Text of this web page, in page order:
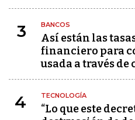
3 BANCOS
Así están las
financiero para
usada a través de
4 TECNOLOGÍA
“Lo que este